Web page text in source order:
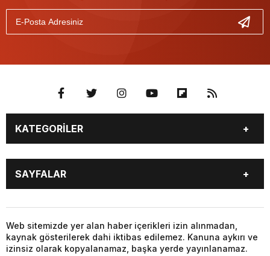
KATEGORİLER
BURÇLAR
CANLI BORSA
CANLI SONUÇLAR
COVID-19
FİKSTÜR
FİRMA EKLE
FİRMA REHBERİ
GAZETE OKU
GAZETELER
HABER GÖNDER
HAVA DURUMU
SAYFALAR
CANLI SONUÇLAR
CANLI TV
COVID-19
FİKSTÜR
Web sitemizde yer alan haber içerikleri izin alınmadan,
kaynak gösterilerek dahi iktibas edilemez. Kanuna aykırı ve
izinsiz olarak kopyalanamaz, başka yerde yayınlanamaz.